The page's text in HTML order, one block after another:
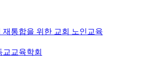
재통합을 위한 교회 노인교육
교교육학회